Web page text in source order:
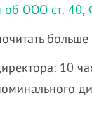
об ООО ст. 40,
10